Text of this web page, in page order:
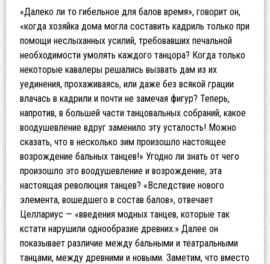
«Далеко ли то гибельное для балов время», говорит он,
«когда хозяйка дома могла составить кадриль только при
помощи неслыханных усилий, требовавших печальной
необходимости умолять каждого танцора? Когда только
некоторые кавалеры решались вызвать дам из их
уединения, прохаживаясь, или даже без всякой грации
влачась в кадрили и почти не замечая фигур? Теперь,
напротив, в большей части танцовальных собраний, какое
воодушевление вдруг заменило эту усталость! Можно
сказать, что в несколько зим произошло настоящее
возрождение бальных танцев!» Угодно ли знать от чего
произошло это воодушевление и возрождение, эта
настоящая революция танцев? «Вследствие нового
элемента, вошедшего в состав балов», отвечает
Целлариус — «введения модных танцев, которые так
кстати нарушили однообразие древних.» Далее он
показывает различие между бальными и театральными
танцами, между древними и новыми. Заметим, что вместо